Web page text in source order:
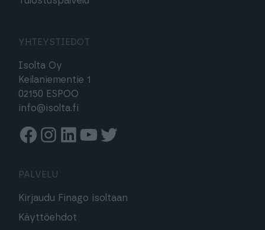
YHTEYSTIEDOT
Isolta Oy
Keilaniementie 1
02150 ESPOO
info@isolta.fi
Facebook
Instagram
Linkedin
Youtube
Twitter
PALVELU
Kirjaudu Finago isoltaan
Käyttöehdot